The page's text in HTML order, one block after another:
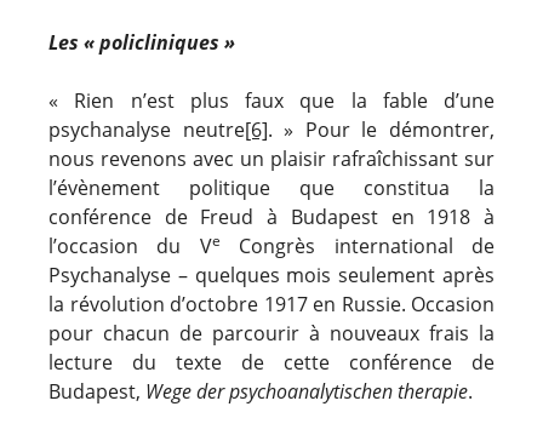
Les « policliniques »
« Rien n’est plus faux que la fable d’une
psychanalyse neutre[6]. » Pour le démontrer,
nous revenons avec un plaisir rafraîchissant sur
l’évènement politique que constitua la
conférence de Freud à Budapest en 1918 à
l’occasion du Ve
Congrès international de
Psychanalyse – quelques mois seulement après
la révolution d’octobre 1917 en Russie. Occasion
pour chacun de parcourir à nouveaux frais la
lecture du texte de cette conférence de
Budapest, Wege der psychoanalytischen therapie.